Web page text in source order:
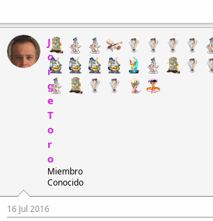
J
o
r
g
e
T
o
r
o
Miembro
Conocido
16 Jul 2016